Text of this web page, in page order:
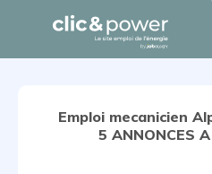
Emploi mecanicien
5 ANNONCES